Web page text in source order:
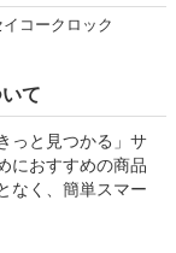
イコークロック
て
っと見つかる」サ
におすすめの商品
なく、簡単スマー